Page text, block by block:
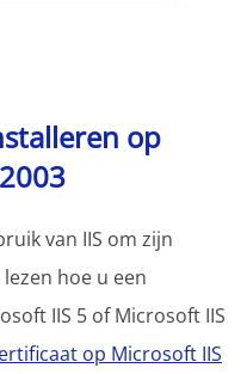
op
van IIS om zijn
hoe u een
IIS 5 of Microsoft IIS
op Microsoft IIS